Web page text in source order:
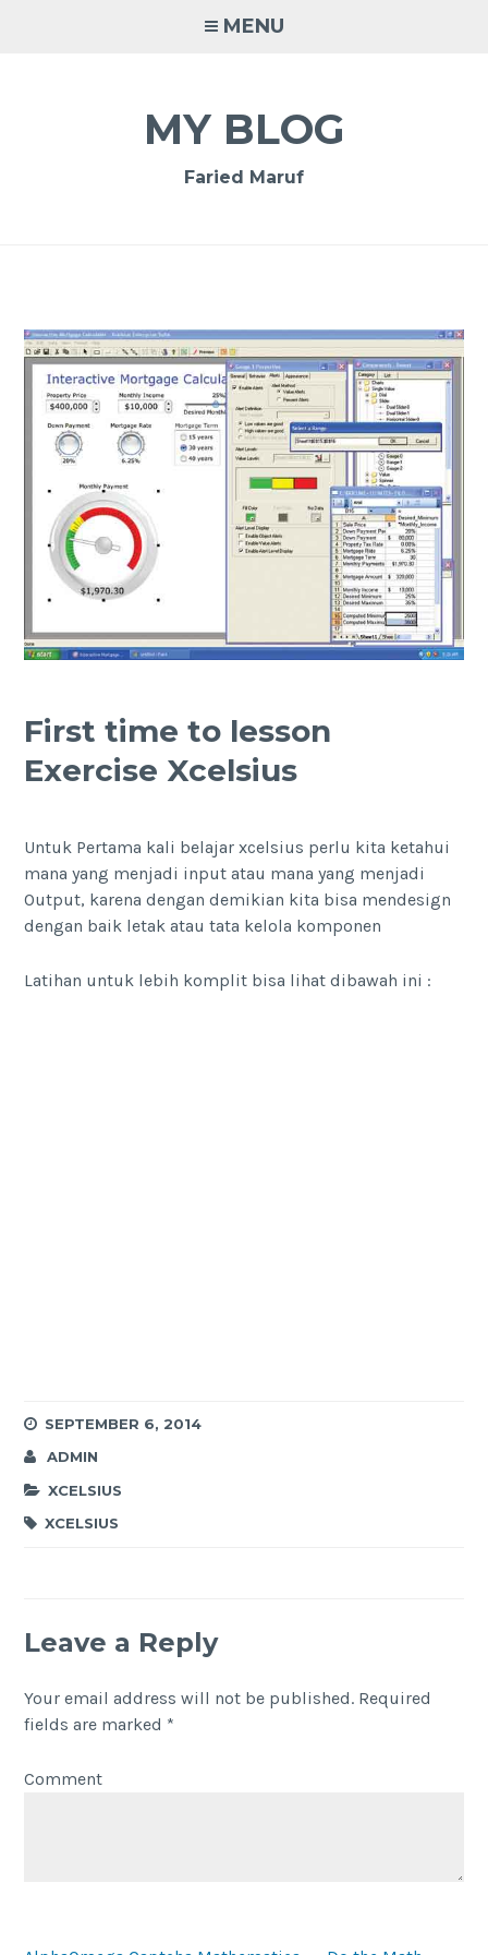
MENU
MY BLOG
Faried Maruf
First time to lesson
Exercise Xcelsius
Untuk Pertama kali belajar xcelsius perlu kita ketahui
mana yang menjadi input atau mana yang menjadi
Output, karena dengan demikian kita bisa mendesign
dengan baik letak atau tata kelola komponen
Latihan untuk lebih komplit bisa lihat dibawah ini :
SEPTEMBER 6, 2014
ADMIN
XCELSIUS
XCELSIUS
Leave a Reply
Your email address will not be published. Required
fields are marked *
Comment